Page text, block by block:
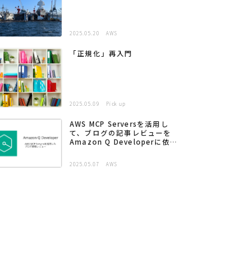
2025.05.20 AWS
「正規化」再入門
2025.05.09 Pick up
AWS MCP Serversを活用し
て、ブログの記事レビューを
Amazon Q Developerに依頼
2025.05.07 AWS